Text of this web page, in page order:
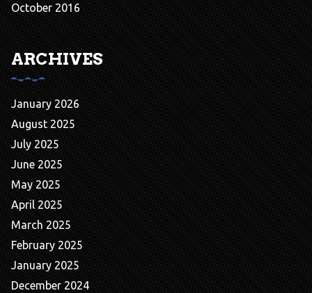
October 2016
ARCHIVES
January 2026
August 2025
July 2025
June 2025
May 2025
April 2025
March 2025
February 2025
January 2025
December 2024